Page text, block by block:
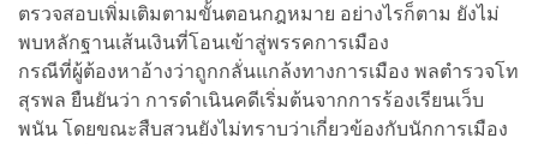
ตรวจสอบเพิ่มเติมตามขั้นตอนกฎหมาย อย่างไรก็ตาม ยังไม่
พบหลักฐานเส้นเงินที่โอนเข้าสู่พรรคการเมือง
กรณีที่ผู้ต้องหาอ้างว่าถูกกลั่นแกล้งทางการเมือง พลตำรวจโท
สุรพล ยืนยันว่า การดำเนินคดีเริ่มต้นจากการร้องเรียนเว็บ
พนัน โดยขณะสืบสวนยังไม่ทราบว่าเกี่ยวข้องกับนักการเมือง